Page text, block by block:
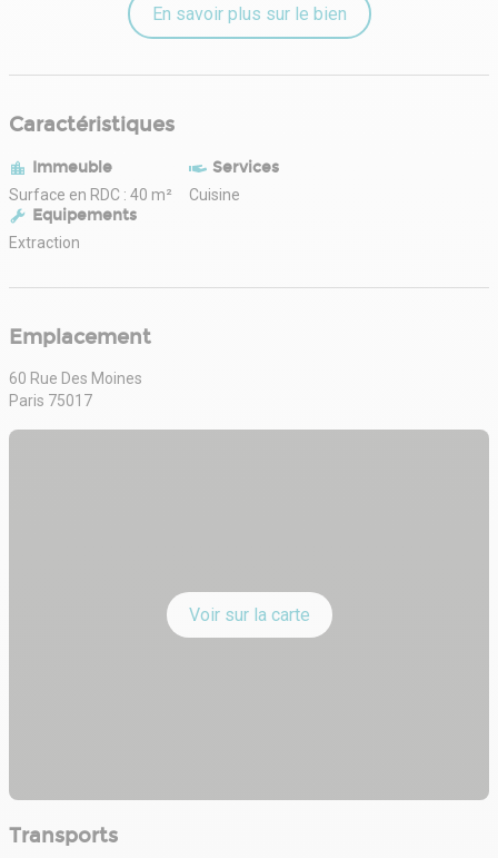
En savoir plus sur le bien
Caractéristiques
Immeuble
Surface en RDC : 40 m²
Services
Cuisine
Equipements
Extraction
Emplacement
60 Rue Des Moines
Paris 75017
Voir sur la carte
Transports